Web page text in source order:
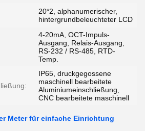
20*2, alphanumerischer,
hintergrundbeleuchteter LCD
4-20mA, OCT-Impuls-
Ausgang, Relais-Ausgang,
RS-232 / RS-485, RTD-
Temp.
IP65, druckgegossene
maschinell bearbeitete
Aluminiumeinschließung,
CNC bearbeitete maschinell
Meter für einfache Einrichtung